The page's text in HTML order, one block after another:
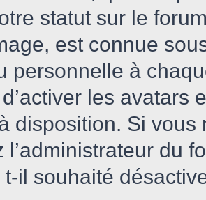
statut sur le
est connue
personnelle à
les avatars
disposition. Si vous
l’administrateur du
t-il souhaité